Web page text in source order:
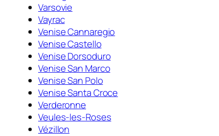
Varsovie
Vayrac
Venise Cannaregio
Venise Castello
Venise Dorsoduro
Venise San Marco
Venise San Polo
Venise Santa Croce
Verderonne
Veules-les-Roses
Vézillon